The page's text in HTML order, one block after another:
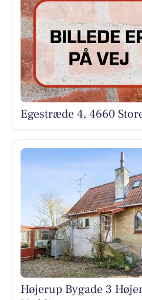
Egestræde 4, 4660
Højerup Bygade 3